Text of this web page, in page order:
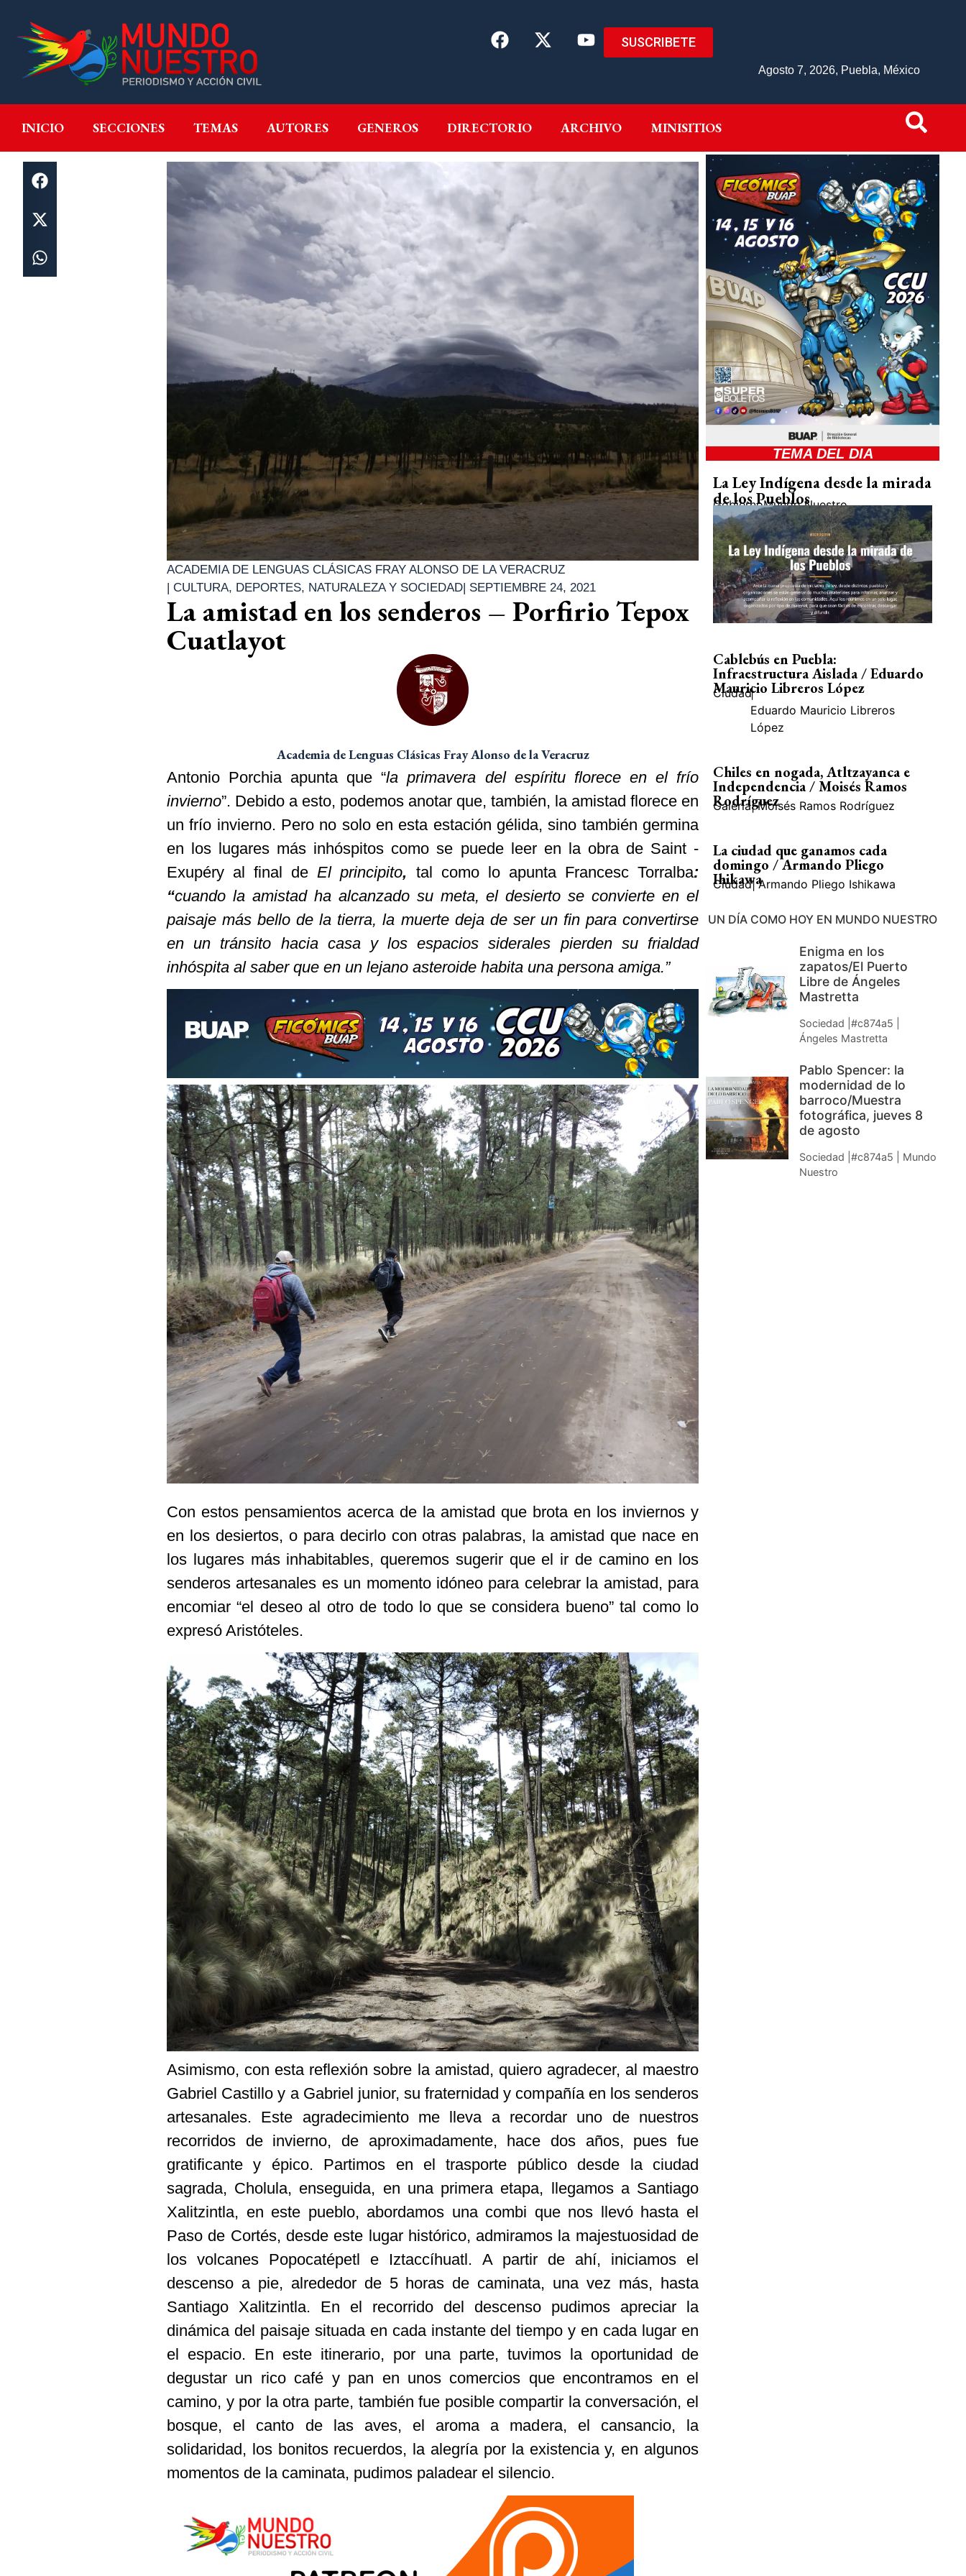
SUSCRIBETE
Agosto 7, 2026, Puebla, México
INICIO SECCIONES TEMAS AUTORES GENEROS DIRECTORIO ARCHIVO MINISITIOS
INICIO SECCIONES GENEROS DIRECTORIO ARCHIVO MINISITIOS
ACADEMIA DE LENGUAS CLÁSICAS FRAY ALONSO DE LA VERACRUZ
| CULTURA, DEPORTES, NATURALEZA Y SOCIEDAD| SEPTIEMBRE 24, 2021
La amistad en los senderos – Porfirio Tepox
Cuatlayot
Academia de Lenguas Clásicas Fray Alonso de la Veracruz
Antonio Porchia apunta que “la primavera del espíritu florece en el frío
invierno”. Debido a esto, podemos anotar que, también, la amistad florece en
un frío invierno. Pero no solo en esta estación gélida, sino también germina
en los lugares más inhóspitos como se puede leer en la obra de Saint -
Exupéry al final de El principito, tal como lo apunta Francesc Torralba:
“cuando la amistad ha alcanzado su meta, el desierto se convierte en el
paisaje más bello de la tierra, la muerte deja de ser un fin para convertirse
en un tránsito hacia casa y los espacios siderales pierden su frialdad
inhóspita al saber que en un lejano asteroide habita una persona amiga.”
Con estos pensamientos acerca de la amistad que brota en los inviernos y
en los desiertos, o para decirlo con otras palabras, la amistad que nace en
los lugares más inhabitables, queremos sugerir que el ir de camino en los
senderos artesanales es un momento idóneo para celebrar la amistad, para
encomiar “el deseo al otro de todo lo que se considera bueno” tal como lo
expresó Aristóteles.
Asimismo, con esta reflexión sobre la amistad, quiero agradecer, al maestro
Gabriel Castillo y a Gabriel junior, su fraternidad y compañía en los senderos
artesanales. Este agradecimiento me lleva a recordar uno de nuestros
recorridos de invierno, de aproximadamente, hace dos años, pues fue
gratificante y épico. Partimos en el trasporte público desde la ciudad
sagrada, Cholula, enseguida, en una primera etapa, llegamos a Santiago
Xalitzintla, en este pueblo, abordamos una combi que nos llevó hasta el
Paso de Cortés, desde este lugar histórico, admiramos la majestuosidad de
los volcanes Popocatépetl e Iztaccíhuatl. A partir de ahí, iniciamos el
descenso a pie, alrededor de 5 horas de caminata, una vez más, hasta
Santiago Xalitzintla. En el recorrido del descenso pudimos apreciar la
dinámica del paisaje situada en cada instante del tiempo y en cada lugar en
el espacio. En este itinerario, por una parte, tuvimos la oportunidad de
degustar un rico café y pan en unos comercios que encontramos en el
camino, y por la otra parte, también fue posible compartir la conversación, el
bosque, el canto de las aves, el aroma a madera, el cansancio, la
solidaridad, los bonitos recuerdos, la alegría por la existencia y, en algunos
momentos de la caminata, pudimos paladear el silencio.
TEMA DEL DIA
La Ley Indígena desde la mirada
de los Pueblos
GobiernoMundo Nuestro
Cablebús en Puebla:
Infraestructura Aislada / Eduardo
Mauricio Libreros López
Ciudad|
Eduardo Mauricio Libreros
López
Chiles en nogada, Atltzayanca e
Independencia / Moisés Ramos
Rodríguez
Galería| Moisés Ramos Rodríguez
La ciudad que ganamos cada
domingo / Armando Pliego
Ihikawa
Ciudad| Armando Pliego Ishikawa
UN DÍA COMO HOY EN MUNDO NUESTRO
Enigma en los
zapatos/El Puerto
Libre de Ángeles
Mastretta
Sociedad |#c874a5 |
Ángeles Mastretta
Pablo Spencer: la
modernidad de lo
barroco/Muestra
fotográfica, jueves 8
de agosto
Sociedad |#c874a5 | Mundo
Nuestro